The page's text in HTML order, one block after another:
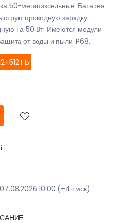
50-мегапиксельные. Батарея
проводную зарядку
на 50 Вт. Имеются модули
от воды и пыли IP68.
ГБ
10:00 (+4ч мск)